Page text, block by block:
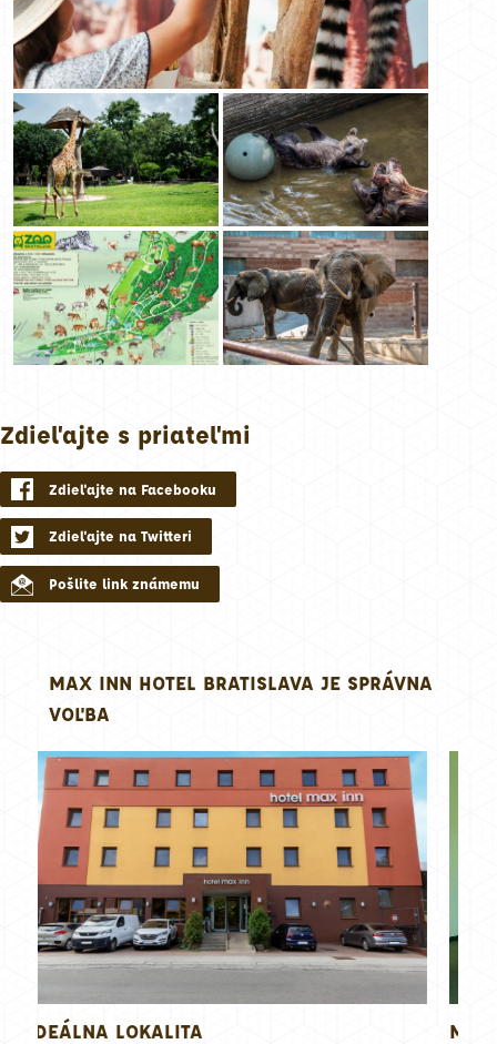
Zdieľajte s priateľmi
Zdieľajte na Facebooku
Zdieľajte na Twitteri
Pošlite link známemu
MAX INN HOTEL BRATISLAVA JE SPRÁVNA
VOĽBA
MODERNÉ UBYTOVANIE